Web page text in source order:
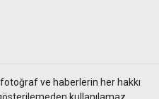
ve haberlerin her hakkı